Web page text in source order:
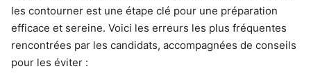
les contourner est une étape clé pour une préparation
efficace et sereine. Voici les erreurs les plus fréquentes
rencontrées par les candidats, accompagnées de conseils
pour les éviter :